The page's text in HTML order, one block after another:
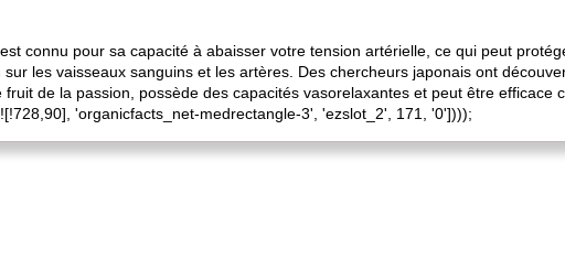
connu pour sa capacité à abaisser votre tension artérielle, ce qui peut
les vaisseaux sanguins et les artères. Des chercheurs japonais ont
de la passion, possède des capacités vasorelaxantes et peut être efficace
'organicfacts_net-medrectangle-3', 'ezslot_2', 171, '0'])));